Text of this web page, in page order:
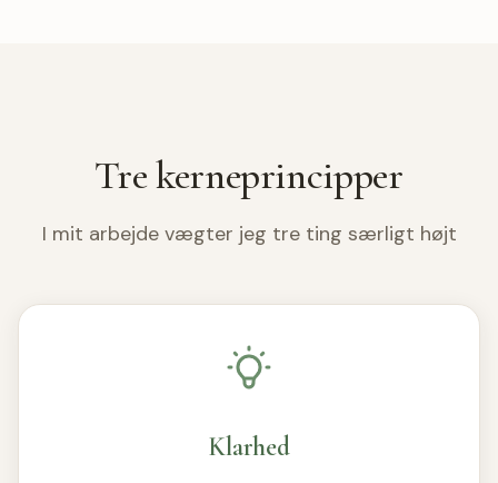
Tre kerneprincipper
I mit arbejde vægter jeg tre ting særligt højt
Klarhed